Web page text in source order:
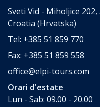
Sveti Vid - Miholjice
Croatia (Hrvatska)
Tel: +385 51 859 770
Fax: +385 51 859 558
office@elpi-tours.com
Orari d'estate
Lun - Sab: 09.00 - 20.00